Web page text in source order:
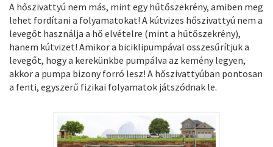
A hőszivattyú nem más, mint egy hűtőszekrény, amiben meg
lehet fordítani a folyamatokat! A kútvizes hőszivattyú nem a
levegőt használja a hő elvételre (mint a hűtőszekrény),
hanem kútvizet! Amikor a biciklipumpával összesűrítjük a
levegőt, hogy a kerekünkbe pumpálva az kemény legyen,
akkor a pumpa bizony forró lesz! A hőszivattyúban pontosan
a fenti, egyszerű fizikai folyamatok játszódnak le.